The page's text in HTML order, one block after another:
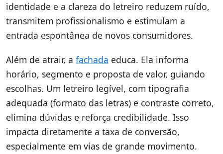
identidade e a clareza do letreiro reduzem ruído,
transmitem profissionalismo e estimulam a
entrada espontânea de novos consumidores.
Além de atrair, a fachada educa. Ela informa
horário, segmento e proposta de valor, guiando
escolhas. Um letreiro legível, com tipografia
adequada (formato das letras) e contraste correto,
elimina dúvidas e reforça credibilidade. Isso
impacta diretamente a taxa de conversão,
especialmente em vias de grande movimento.